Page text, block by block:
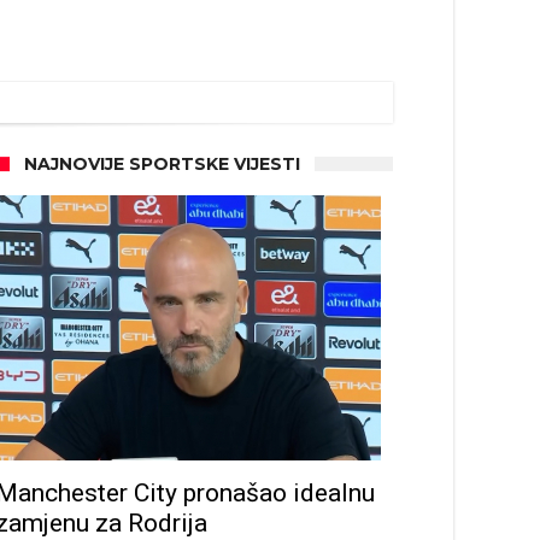
NAJNOVIJE SPORTSKE VIJESTI
City pronašao idealnu
za Rodrija